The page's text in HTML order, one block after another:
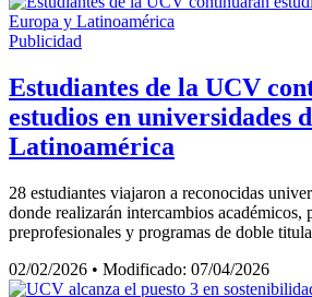
Publicidad
Estudiantes de la UCV
estudios en universidades
Latinoamérica
28 estudiantes viajaron a reconocidas
donde realizarán intercambios académicos,
preprofesionales y programas de doble
02/02/2026 • Modificado: 07/04/2026